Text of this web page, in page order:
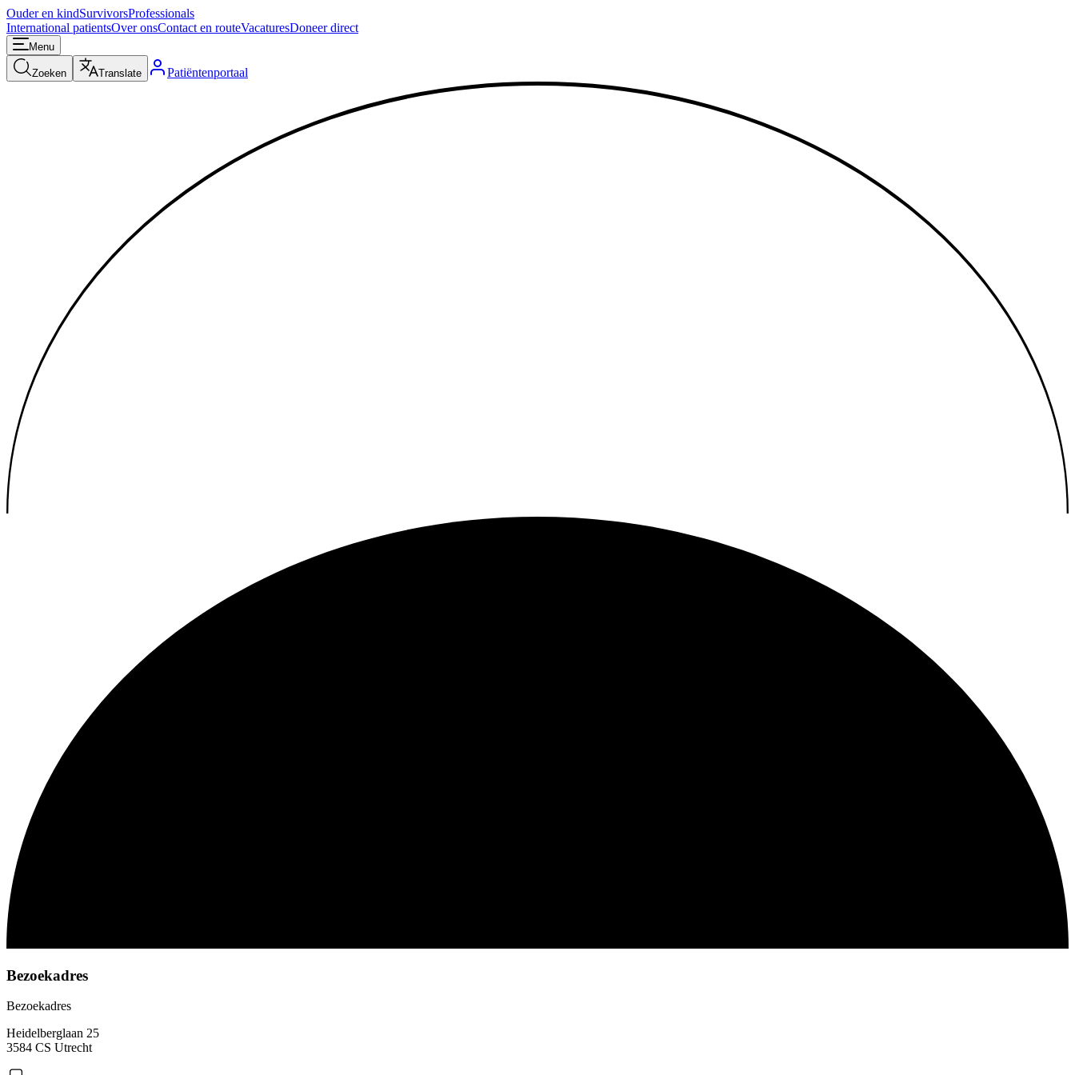
Ouder en kindSurvivorsProfessionals
International patientsOver onsContact en routeVacaturesDoneer direct
Menu
Zoeken Translate Patiëntenportaal
Bezoekadres
Bezoekadres
Heidelberglaan 25
3584 CS Utrecht